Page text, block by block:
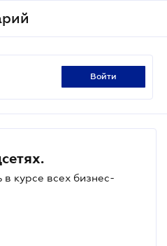
войти
курсе всех бизнес-